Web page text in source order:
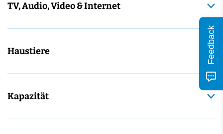
TV, Audio, Video & Internet
Haustiere
Kapazität
Feedback